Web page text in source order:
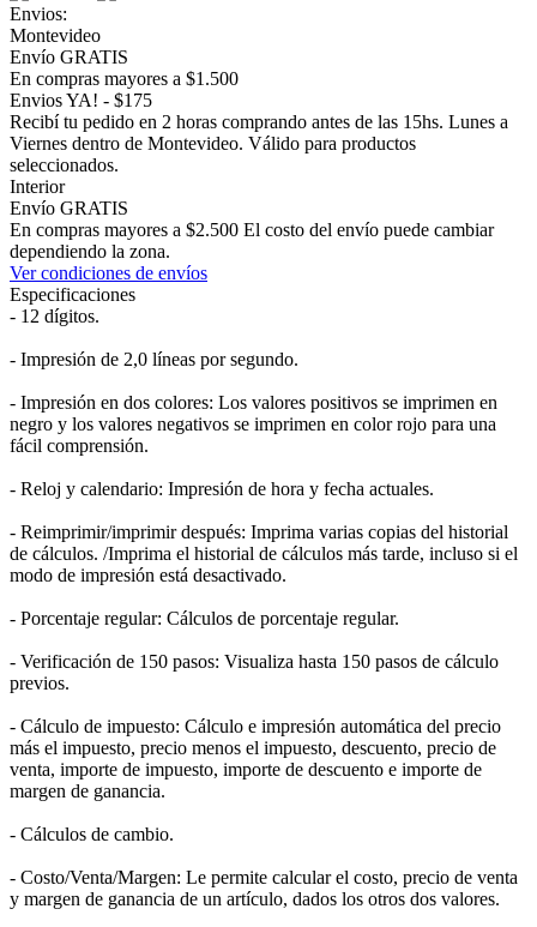
Envios:
Montevideo
Envío GRATIS
En compras mayores a $1.500
Envios YA! - $175
Recibí tu pedido en 2 horas comprando antes de las 15hs. Lunes a
Viernes dentro de Montevideo. Válido para productos
seleccionados.
Interior
Envío GRATIS
En compras mayores a $2.500 El costo del envío puede cambiar
dependiendo la zona.
Ver condiciones de envíos
Especificaciones
- 12 dígitos.
- Impresión de 2,0 líneas por segundo.
- Impresión en dos colores: Los valores positivos se imprimen en
negro y los valores negativos se imprimen en color rojo para una
fácil comprensión.
- Reloj y calendario: Impresión de hora y fecha actuales.
- Reimprimir/imprimir después: Imprima varias copias del historial
de cálculos. /Imprima el historial de cálculos más tarde, incluso si el
modo de impresión está desactivado.
- Porcentaje regular: Cálculos de porcentaje regular.
- Verificación de 150 pasos: Visualiza hasta 150 pasos de cálculo
previos.
- Cálculo de impuesto: Cálculo e impresión automática del precio
más el impuesto, precio menos el impuesto, descuento, precio de
venta, importe de impuesto, importe de descuento e importe de
margen de ganancia.
- Cálculos de cambio.
- Costo/Venta/Margen: Le permite calcular el costo, precio de venta
y margen de ganancia de un artículo, dados los otros dos valores.